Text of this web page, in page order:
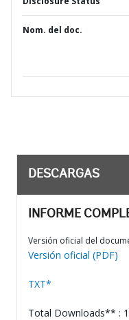
Nom. del doc.
DESCARGAS
INFORME
Versión oficial del
Versión oficial (PDF)
TXT*
Total Downloads** :